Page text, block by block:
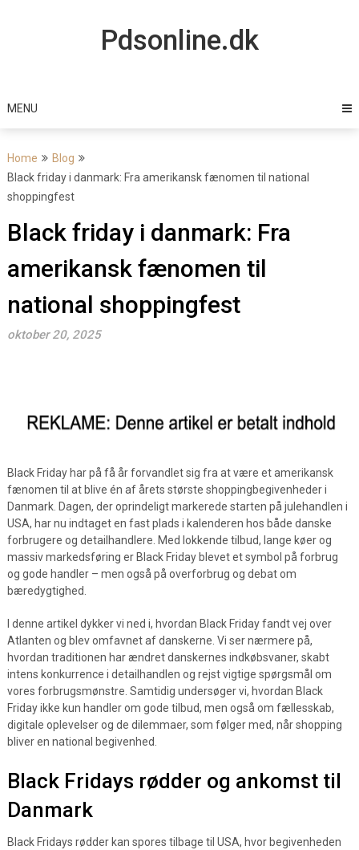
Pdsonline.dk
MENU
Home
Blog
Black friday i danmark: Fra amerikansk fænomen til national
shoppingfest
Black friday i danmark: Fra
amerikansk fænomen til
national shoppingfest
oktober 20, 2025
Black Friday har på få år forvandlet sig fra at være et amerikansk
fænomen til at blive én af årets største shoppingbegivenheder i
Danmark. Dagen, der oprindeligt markerede starten på julehandlen i
USA, har nu indtaget en fast plads i kalenderen hos både danske
forbrugere og detailhandlere. Med lokkende tilbud, lange køer og
massiv markedsføring er Black Friday blevet et symbol på forbrug
og gode handler – men også på overforbrug og debat om
bæredygtighed.
I denne artikel dykker vi ned i, hvordan Black Friday fandt vej over
Atlanten og blev omfavnet af danskerne. Vi ser nærmere på,
hvordan traditionen har ændret danskernes indkøbsvaner, skabt
intens konkurrence i detailhandlen og rejst vigtige spørgsmål om
vores forbrugsmønstre. Samtidig undersøger vi, hvordan Black
Friday ikke kun handler om gode tilbud, men også om fællesskab,
digitale oplevelser og de dilemmaer, som følger med, når shopping
bliver en national begivenhed.
Black Fridays rødder og ankomst til
Danmark
Black Fridays rødder kan spores tilbage til USA, hvor begivenheden